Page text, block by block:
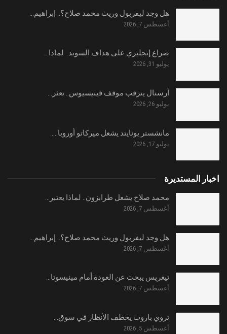
هل وجد ليفربول وريث محمد صلاح؟.. إبراهيم…
أغسطس 7, 2026
صراع إنجليزي على هداف السويد.. لماذا…
يوليو 31, 2026
أرسنال يترقب موقف فينيسيوس.. تعثر…
يوليو 26, 2026
مانشستر يونايتد يشعل ميركاتو أوروبا..…
يوليو 17, 2026
اخبار المستديرة
محمد صلاح يشعل طرابزون.. لماذا يعتبر…
أغسطس 7, 2026
هل وجد ليفربول وريث محمد صلاح؟.. إبراهيم…
أغسطس 7, 2026
تيغريس يبحث عن العودة أمام مينيسوتا…
أغسطس 7, 2026
تروي باروت يخطف الأنظار في سوق…
أغسطس 5, 2026